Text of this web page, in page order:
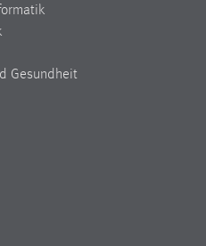
Gesundheit
Informationen anonym.
uns zu verstehen, wie